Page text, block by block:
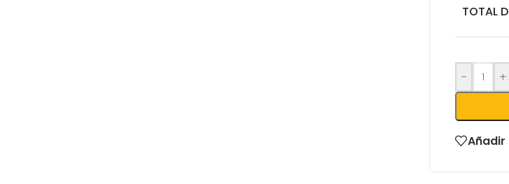
TOTAL
- +
Añadir